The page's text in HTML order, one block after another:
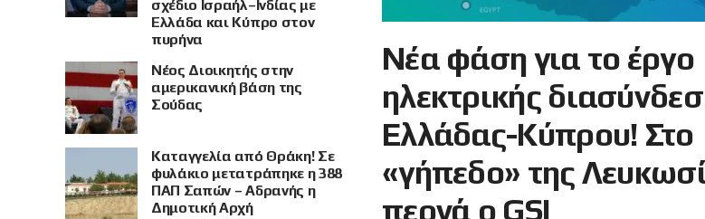
Νέα φάση για το έργο
ηλεκτρικής
Ελλάδας-Κύπρου! Στο
«γήπεδο» της
περνά ο GSI
σχέδιο Ισραήλ–Ινδίας με
Ελλάδα και Κύπρο στον
πυρήνα
Νέος Διοικητής στην
αμερικανική βάση της
Σούδας
Καταγγελία από Θράκη! Σε
φυλάκιο μετατράπηκε η 388
ΠΑΠ Σαπών – Αδρανής η
Δημοτική Αρχή